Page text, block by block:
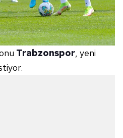
Trabzonspor, yeni